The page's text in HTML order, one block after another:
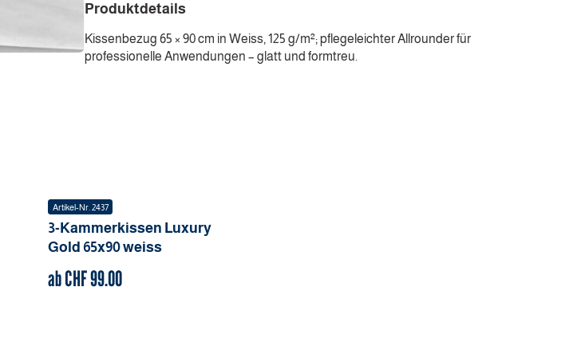
Produktdetails
Kissenbezug 65 × 90 cm in Weiss, 125 g/m²; pflegeleichter Allrounder für
professionelle Anwendungen – glatt und formtreu.
Artikel-Nr. 2437
3-Kammerkissen Luxury
Gold 65x90weiss
ab CHF99.00